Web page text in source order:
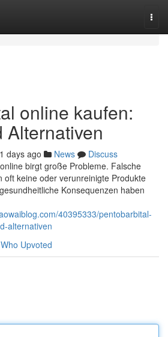
online kaufen:
Alternativen
days ago News
Discuss
birgt große Probleme. Falsche
oft keine oder verunreinigte Produkte
Konsequenzen haben
40395333/pentobarbital-
alternativen
Who Upvoted